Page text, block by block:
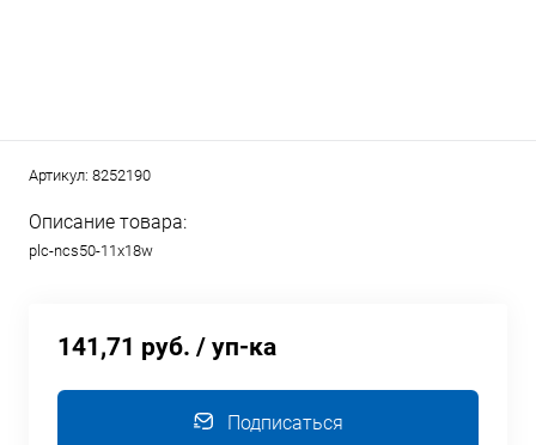
Артикул: 8252190
Описание товара:
plc-ncs50-11x18w
141,71 руб. / уп-ка
Подписаться